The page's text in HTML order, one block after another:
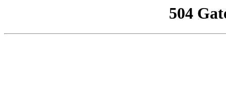
504